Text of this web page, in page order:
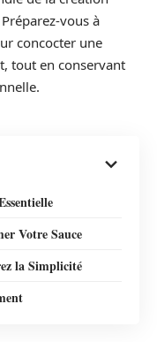
vous à
concocter une
tout en conservant
Votre Sauce
la Simplicité